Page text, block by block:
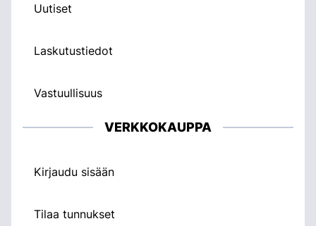
Uutiset
Laskutustiedot
Vastuullisuus
VERKKOKAUPPA
Kirjaudu sisään
Tilaa tunnukset